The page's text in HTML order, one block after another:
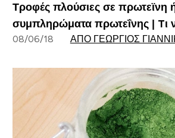
Τροφές πλούσιες σε πρωτεϊνη
συμπληρώματα πρωτεΐνης | Tι
08/06/18 ΑΠΌ ΓΕΏΡΓΙΟΣ